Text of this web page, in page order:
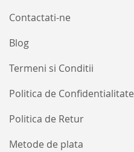
Termeni si Conditii
Politica de Confidentialitate
Politica de Retur
Metode de plata
Contactati-ne
Blog